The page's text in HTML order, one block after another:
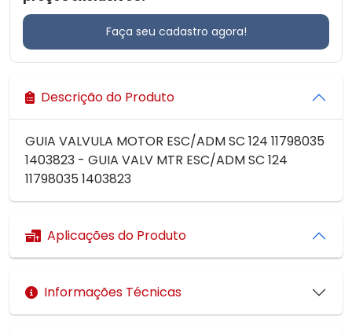
Faça seu cadastro agora!
Descrição do Produto
GUIA VALVULA MOTOR ESC/ADM SC 124 11798035
1403823 - GUIA VALV MTR ESC/ADM SC 124
11798035 1403823
Aplicações do Produto
Informações Técnicas